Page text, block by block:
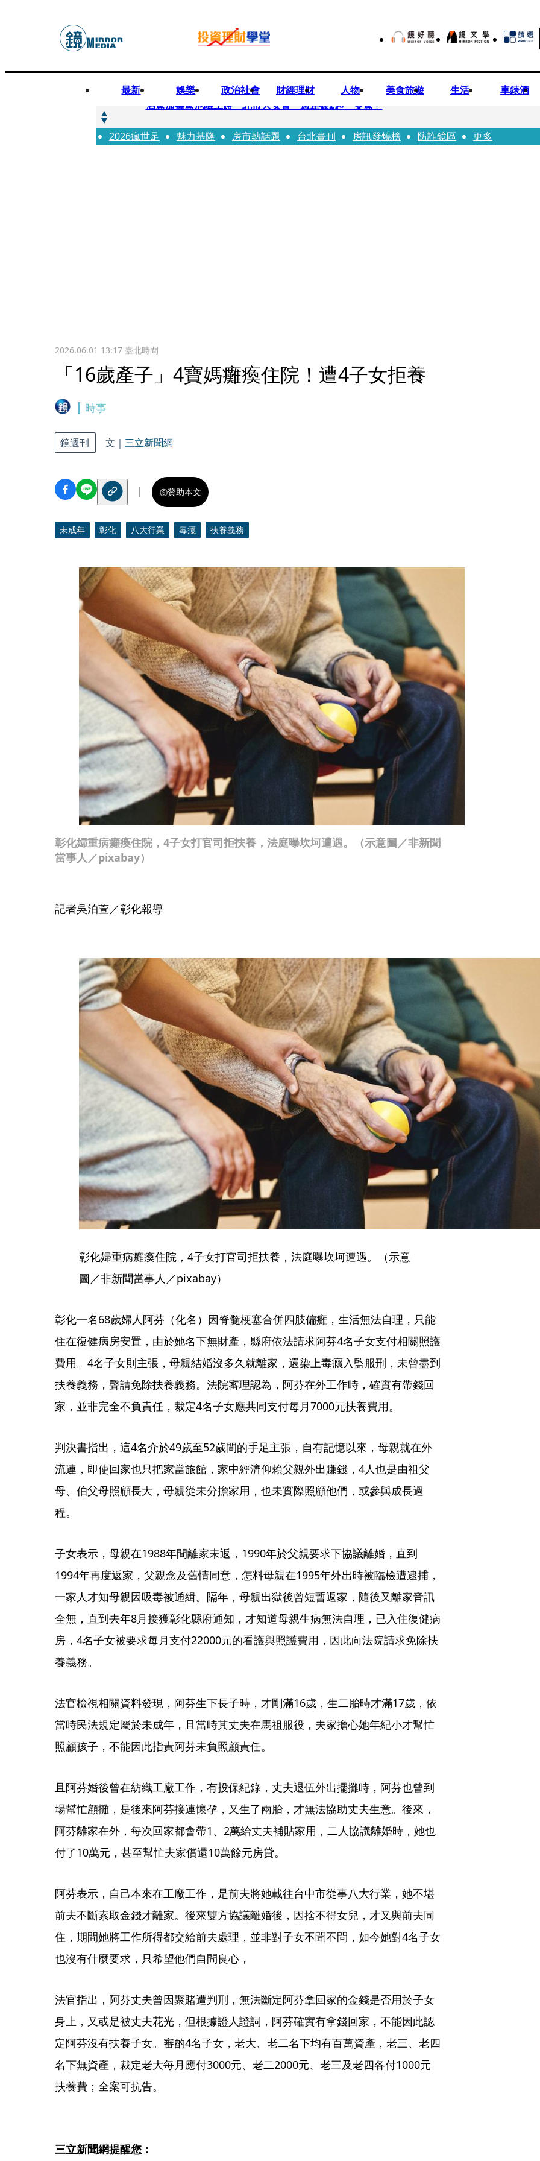
最新 娛樂 政治社會 財經理財 人物 美食旅遊 生活 車錶酒
快訊
酒駕加毒駕危險上路 北市大安警一週連破2起「雙駕」
快訊
Ozone黃文廷、FEniX夏浦洋組「神隊友」 邱以太、林亭莉熱血狂奔殺青淚崩
2026瘋世足 魅力基隆 房市熱話題 台北畫刊 房訊發燒榜 防詐鏡區 更多
2026.06.01 13:17臺北時間
「16歲產子」4寶媽癱瘓住院！遭4子女拒養
時事
彰化婦重病癱瘓住院，4子女打官司拒扶養，法庭曝坎坷遭遇。（示意圖／非新聞
當事人／pixabay）
鏡週刊 文｜ 三立新聞網
贊助本文
未成年 彰化 八大行業 毒癮 扶養義務
記者吳泊萱／彰化報導
彰化婦重病癱瘓住院，4子女打官司拒扶養，法庭曝坎坷遭遇。（示意
圖／非新聞當事人／pixabay）
彰化一名68歲婦人阿芬（化名）因脊髓梗塞合併四肢偏癱，生活無法自理，只能
住在復健病房安置，由於她名下無財產，縣府依法請求阿芬4名子女支付相關照護
費用。4名子女則主張，母親結婚沒多久就離家，還染上毒癮入監服刑，未曾盡到
扶養義務，聲請免除扶養義務。法院審理認為，阿芬在外工作時，確實有帶錢回
家，並非完全不負責任，裁定4名子女應共同支付每月7000元扶養費用。
判決書指出，這4名介於49歲至52歲間的手足主張，自有記憶以來，母親就在外
流連，即使回家也只把家當旅館，家中經濟仰賴父親外出賺錢，4人也是由祖父
母、伯父母照顧長大，母親從未分擔家用，也未實際照顧他們，或參與成長過
程。
子女表示，母親在1988年間離家未返，1990年於父親要求下協議離婚，直到
1994年再度返家，父親念及舊情同意，怎料母親在1995年外出時被臨檢遭逮捕，
一家人才知母親因吸毒被通緝。隔年，母親出獄後曾短暫返家，隨後又離家音訊
全無，直到去年8月接獲彰化縣府通知，才知道母親生病無法自理，已入住復健病
房，4名子女被要求每月支付22000元的看護與照護費用，因此向法院請求免除扶
養義務。
法官檢視相關資料發現，阿芬生下長子時，才剛滿16歲，生二胎時才滿17歲，依
當時民法規定屬於未成年，且當時其丈夫在馬祖服役，夫家擔心她年紀小才幫忙
照顧孩子，不能因此指責阿芬未負照顧責任。
且阿芬婚後曾在紡織工廠工作，有投保紀錄，丈夫退伍外出擺攤時，阿芬也曾到
場幫忙顧攤，是後來阿芬接連懷孕，又生了兩胎，才無法協助丈夫生意。後來，
阿芬離家在外，每次回家都會帶1、2萬給丈夫補貼家用，二人協議離婚時，她也
付了10萬元，甚至幫忙夫家償還10萬餘元房貸。
阿芬表示，自己本來在工廠工作，是前夫將她載往台中市從事八大行業，她不堪
前夫不斷索取金錢才離家。後來雙方協議離婚後，因捨不得女兒，才又與前夫同
住，期間她將工作所得都交給前夫處理，並非對子女不聞不問，如今她對4名子女
也沒有什麼要求，只希望他們自問良心，
法官指出，阿芬丈夫曾因聚賭遭判刑，無法斷定阿芬拿回家的金錢是否用於子女
身上，又或是被丈夫花光，但根據證人證詞，阿芬確實有拿錢回家，不能因此認
定阿芬沒有扶養子女。審酌4名子女，老大、老二名下均有百萬資產，老三、老四
名下無資產，裁定老大每月應付3000元、老二2000元、老三及老四各付1000元
扶養費；全案可抗告。
三立新聞網提醒您：